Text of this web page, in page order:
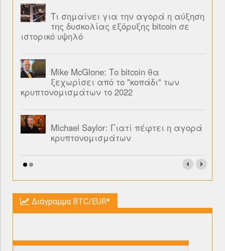
Τι σημαίνει για την αγορά η αύξηση
της δυσκολίας εξόρυξης bitcoin σε
ιστορικό υψηλό
Mike McGlone: Το bitcoin θα
ξεχωρίσει από το "κοπάδι" των
κρυπτονομισμάτων το 2022
Michael Saylor: Γιατί πέφτει η αγορά
κρυπτονομισμάτων
Διάγραμμα BTC/EUR*